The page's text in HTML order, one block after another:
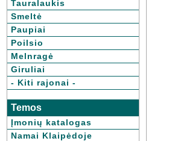
Tauralaukis
Smeltė
Paupiai
Poilsio
Melnragė
Giruliai
- Kiti rajonai -
Temos
Įmonių katalogas
Namai Klaipėdoje